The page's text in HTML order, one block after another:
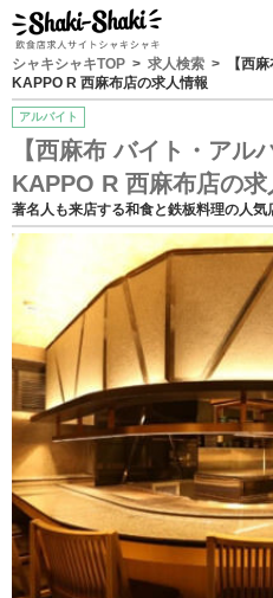
シャキシャキTOP 求人検索
【西
KAPPO R 西麻布店の求人情報
アルバイト
【西麻布 バイト・アル
KAPPO R 西麻布店の求
著名人も来店する和食と鉄板料理の人